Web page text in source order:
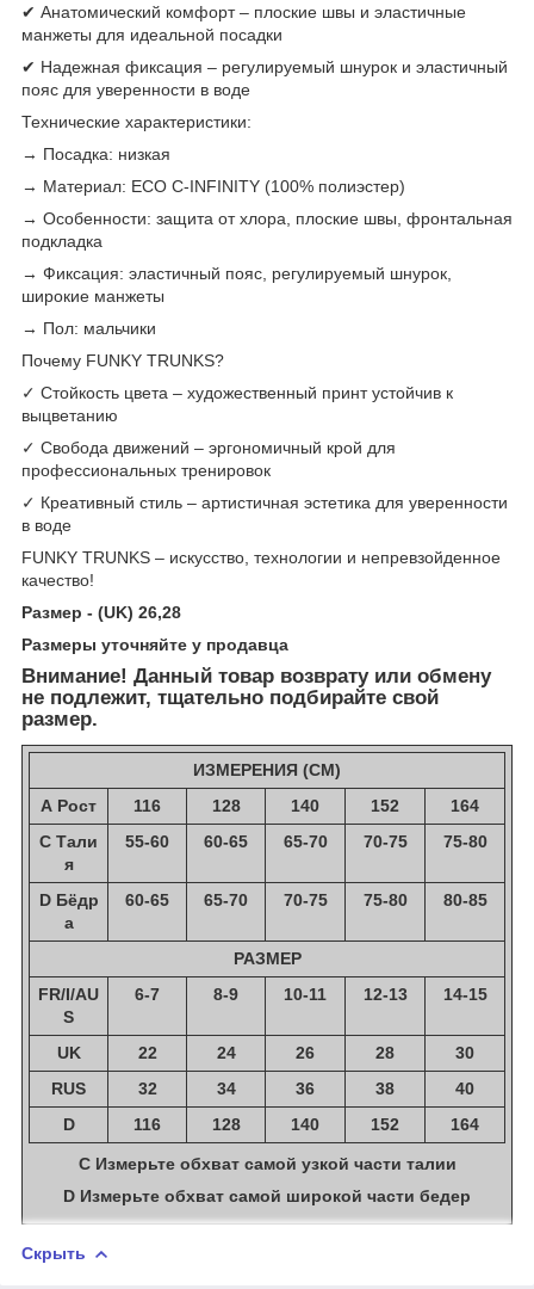
✔ Анатомический комфорт – плоские швы и эластичные
манжеты для идеальной посадки
✔ Надежная фиксация – регулируемый шнурок и эластичный
пояс для уверенности в воде
Технические характеристики:
→ Посадка: низкая
→ Материал: ECO C-INFINITY (100% полиэстер)
→ Особенности: защита от хлора, плоские швы, фронтальная
подкладка
→ Фиксация: эластичный пояс, регулируемый шнурок,
широкие манжеты
→ Пол: мальчики
Почему FUNKY TRUNKS?
✓ Стойкость цвета – художественный принт устойчив к
выцветанию
✓ Свобода движений – эргономичный крой для
профессиональных тренировок
✓ Креативный стиль – артистичная эстетика для уверенности
в воде
FUNKY TRUNKS – искусство, технологии и непревзойденное
качество!
Размер - (UK) 26,28
Размеры уточняйте у продавца
Внимание! Данный товар возврату или обмену
не подлежит, тщательно подбирайте свой
размер.
ИЗМЕРЕНИЯ (СМ)
А Рост
116 128 140 152
164
C Тали
я
55-60 60-65 65-70 70-75 75-80
D Бёдр
а
60-65 65-70 70-75 75-80 80-85
РАЗМЕР
FR/I/AU
S
6-7 8-9 10-11 12-13 14-15
UK 22 24 26 28
30
RUS
32 34 36 38
40
D
116 128 140 152 164
C Измерьте обхват самой узкой части талии
D Измерьте обхват самой широкой части бедер
Скрыть